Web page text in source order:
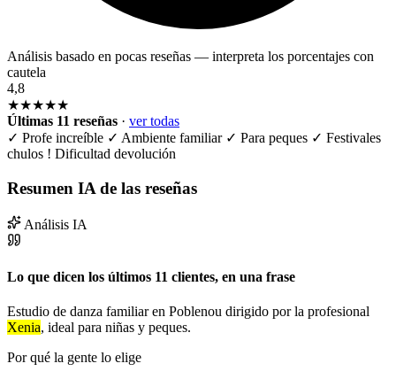
Análisis basado en pocas reseñas — interpreta los porcentajes con
cautela
4,8
★★★★★
Últimas 11 reseñas · ver todas
✓ Profe increíble ✓ Ambiente familiar ✓ Para peques ✓ Festivales
chulos ! Dificultad devolución
Resumen IA de las reseñas
Análisis IA
Lo que dicen los últimos 11 clientes, en una frase
Estudio de danza familiar en Poblenou dirigido por la profesional
Xenia, ideal para niñas y peques.
Por qué la gente lo elige